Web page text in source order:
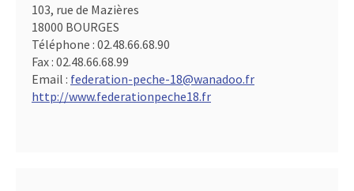
103, rue de Mazières
18000 BOURGES
Téléphone : 02.48.66.68.90
Fax : 02.48.66.68.99
Email : federation-peche-18@wanadoo.fr
http://www.federationpeche18.fr